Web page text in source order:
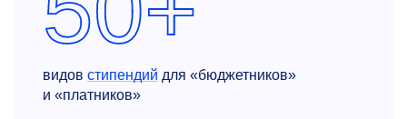
видов стипендий для «бюджетников»
и «платников»